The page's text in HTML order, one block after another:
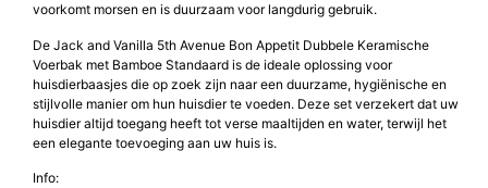
voorkomt morsen en is duurzaam voor langdurig gebruik.
De Jack and Vanilla 5th Avenue Bon Appetit Dubbele Keramische
Voerbak met Bamboe Standaard is de ideale oplossing voor
huisdierbaasjes die op zoek zijn naar een duurzame, hygiënische en
stijlvolle manier om hun huisdier te voeden. Deze set verzekert dat uw
huisdier altijd toegang heeft tot verse maaltijden en water, terwijl het
een elegante toevoeging aan uw huis is.
Info: